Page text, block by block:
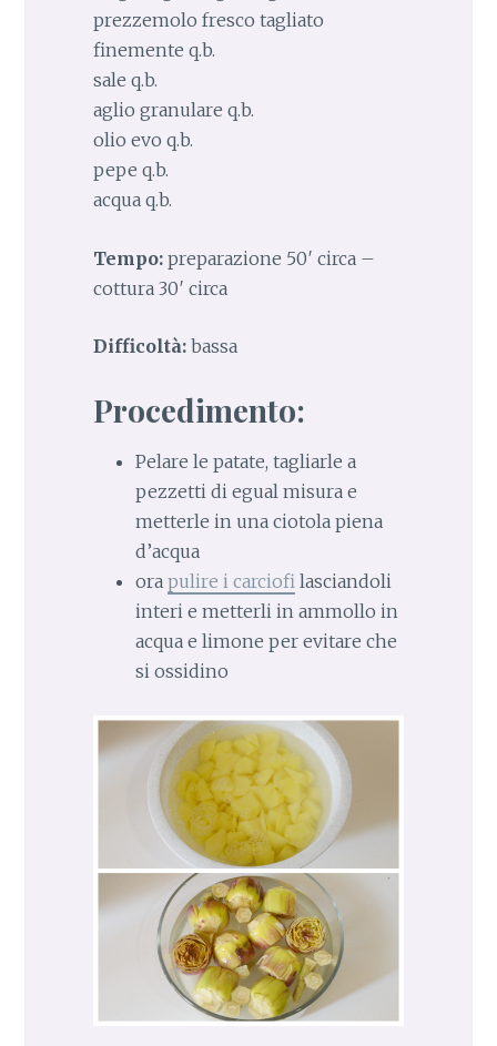
prezzemolo fresco tagliato
finemente q.b.
sale q.b.
aglio granulare q.b.
olio evo q.b.
pepe q.b.
acqua q.b.
Tempo:preparazione 50′ circa –
cottura 30′ circa
Difficoltà:bassa
Procedimento:
Pelare le patate, tagliarle a
pezzetti di egual misura e
metterle in una ciotola piena
d’acqua
ora pulire i carciofi lasciandoli
interi e metterli in ammollo in
acqua e limone per evitare che
si ossidino